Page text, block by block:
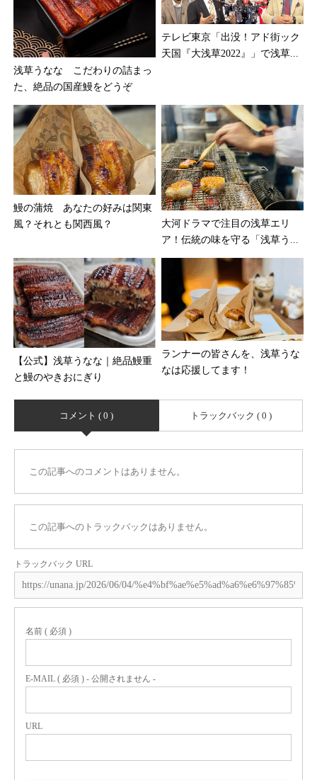
浅草うなな こだわりの詰まっ
た、絶品の国産鰻をどうぞ
テレビ東京「出没！アド街ック
天国『大浅草2022』」で浅草...
鰻の蒲焼 あなたの好みは関東
風？それとも関西風？
大河ドラマで注目の浅草エリ
ア！伝統の味を守る「浅草う...
【公式】浅草うなな｜絶品鰻重
と鰻のやきおにぎり
ランナーの皆さんを、浅草うな
なは応援してます！
コメント ( 0 ) トラックバック ( 0 )
この記事へのコメントはありません。
この記事へのトラックバックはありません。
トラックバック URL
名前 ( 必須 )
E-MAIL ( 必須 ) - 公開されません -
URL